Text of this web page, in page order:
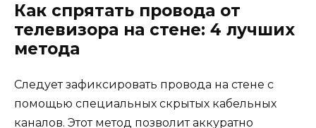
Как спрятать провода от
телевизора на стене: 4 лучших
метода
Следует зафиксировать провода на стене с
помощью специальных скрытых кабельных
каналов. Этот метод позволит аккуратно